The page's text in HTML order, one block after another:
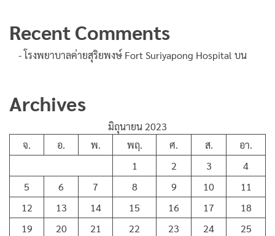
Recent Comments
- โรงพยาบาลค่ายสุริยพงษ์ Fort Suriyapong Hospitalบน
Archives
มิถุนายน 2023
จ.
อ. พ. พฤ. ศ. ส.
อา.
1
2 3
4
5
6 7 8 9 10
11
12
13 14 15 16 17
18
19
20 21 22 23 24
25